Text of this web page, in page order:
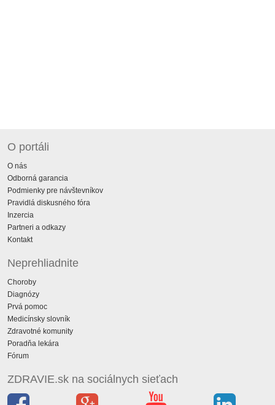
O portáli
O nás
Odborná garancia
Podmienky pre návštevníkov
Pravidlá diskusného fóra
Inzercia
Partneri a odkazy
Kontakt
Neprehliadnite
Choroby
Diagnózy
Prvá pomoc
Medicínsky slovník
Zdravotné komunity
Poradňa lekára
Fórum
ZDRAVIE.sk na sociálnych sieťach